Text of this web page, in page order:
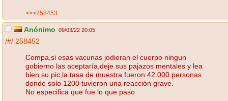
>>>258453
Anónimo 09/03/22 20:05
/#/ 258452
Compa,si esas vacunas jodieran el cuerpo ningun
gobierno las aceptaría,deje sus pajazos mentales y lea
bien su pic,la tasa de muestra fueron 42.000 personas
donde solo 1200 tuvieron una reacción grave.
No especifica que fue lo que paso